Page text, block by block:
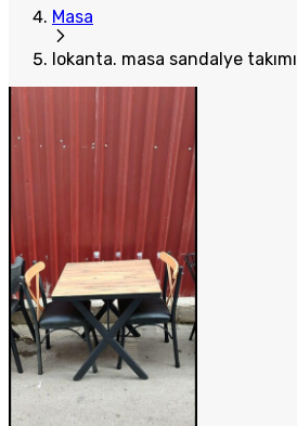
Masa
lokanta. masa sandalye takımı